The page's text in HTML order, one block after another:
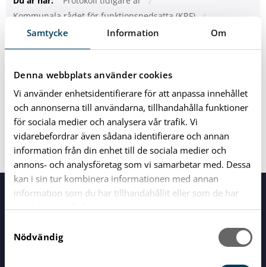
Samtycke Information Om
Denna webbplats använder cookies
Vi använder enhetsidentifierare för att anpassa innehållet
och annonserna till användarna, tillhandahålla funktioner
för sociala medier och analysera vår trafik. Vi
vidarebefordrar även sådana identifierare och annan
information från din enhet till de sociala medier och
annons- och analysföretag som vi samarbetar med. Dessa
kan i sin tur kombinera informationen med annan
information som du har tillhandahållit eller som de har
samlat in när du har använt deras tjänster.
Nödvändig
Kommunala rådet för funktionsnedsatta (KRF)
Protokoll KRF 2019
Protokoll KRF 2019
Senast uppdaterad: 2023-09-04
Minnesanteckningar KRF 2019-02-21
Minnesanteckningar KRF 2019-12-05
Servicecenter Vid alla dina frågor